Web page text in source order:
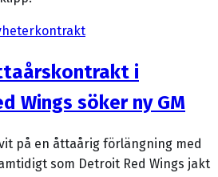
kontrakt
i
Wings söker ny GM
på en åttaårig förlängning med
som Detroit Red Wings jakt